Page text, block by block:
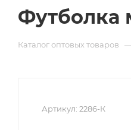
Футболка
Каталог оптовых товаров
Артикул: 2286-К